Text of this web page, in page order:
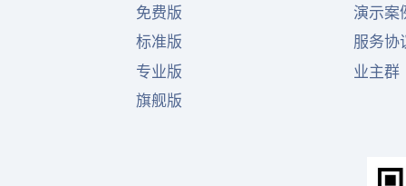
免费版
标准版
专业版
旗舰版
演示案
服务协
业主群